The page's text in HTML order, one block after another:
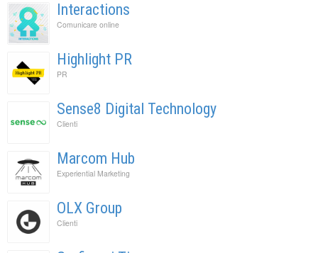
Interactions
Comunicare online
Highlight PR
PR
Sense8 Digital Technology
Clienti
Marcom Hub
Experiential Marketing
OLX Group
Clienti